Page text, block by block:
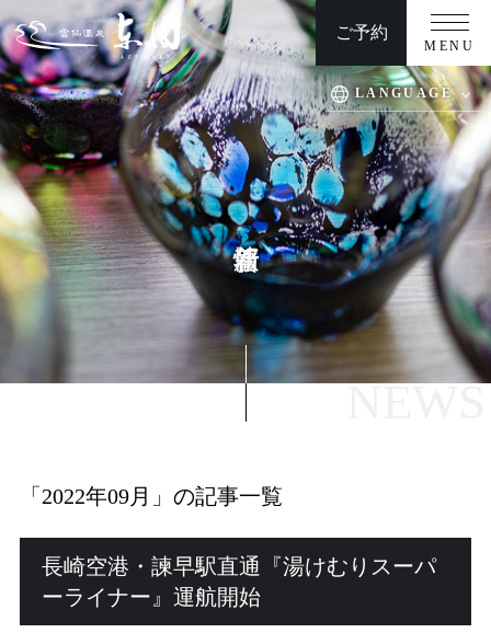
ご予約
MENU
LANGUAGE
TOP 周辺観光
客室 交通アクセス
温泉 慶事/法事
お料理 団体プラン/日帰りプラン
館内施設 ウエディング
よくある質問
公式HPからの
ご予約は全プラン 5 %off
NEWS
「2022年09月」の記事一覧
長崎空港・諫早駅直通『湯けむりスーパ
ーライナー』運航開始